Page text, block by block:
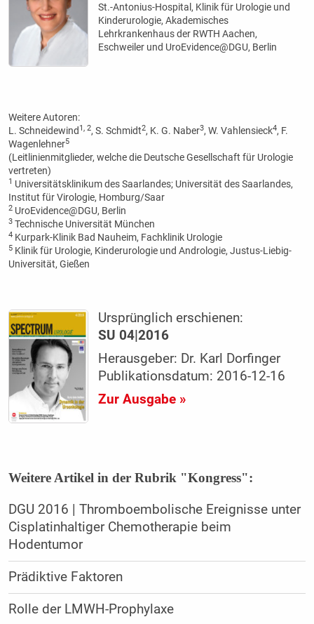
St.-Antonius-Hospital, Klinik für Urologie und
Kinderurologie, Akademisches
Lehrkrankenhaus der RWTH Aachen,
Eschweiler und UroEvidence@DGU, Berlin
Weitere Autoren:
L. Schneidewind 1, 2, S. Schmidt2, K. G. Naber3, W. Vahlensieck4, F.
Wagenlehner5
(Leitlinienmitglieder, welche die Deutsche Gesellschaft für Urologie
vertreten)
1 Universitätsklinikum des Saarlandes; Universität des Saarlandes,
Institut für Virologie, Homburg/Saar
2UroEvidence@DGU, Berlin
3Technische Universität München
4Kurpark-Klinik Bad Nauheim, Fachklinik Urologie
5Klinik für Urologie, Kinderurologie und Andrologie, Justus-Liebig-
Universität, Gießen
Ursprünglich erschienen:
SU 04|2016
Herausgeber: Dr. Karl Dorfinger
Publikationsdatum: 2016-12-16
Zur Ausgabe »
Weitere Artikel in der Rubrik "Kongress":
DGU 2016 | Thromboembolische Ereignisse unter
Cisplatinhaltiger Chemotherapie beim
Hodentumor
Prädiktive Faktoren
Rolle der LMWH-Prophylaxe